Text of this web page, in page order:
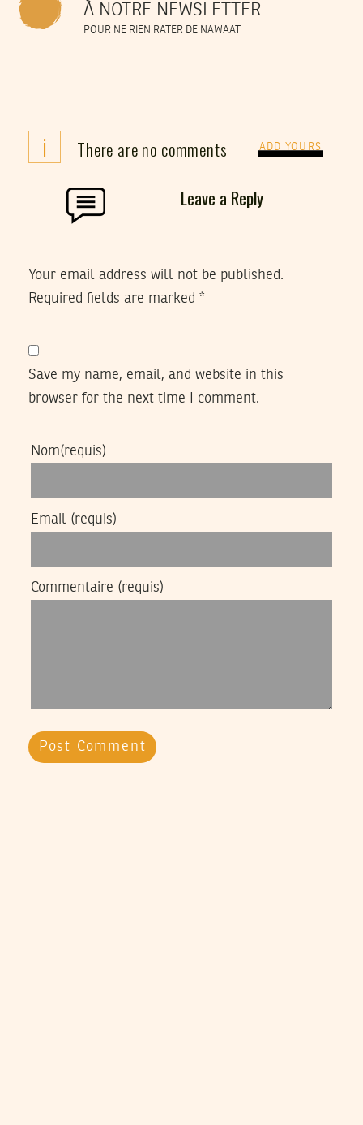
À NOTRE NEWSLETTER
POUR NE RIEN RATER DE NAWAAT
i There are no comments ADD YOURS
Leave a Reply
Your email address will not be published.
Required fields are marked *
Save my name, email, and website in this
browser for the next time I comment.
Nom(requis)
Email (requis)
Commentaire (requis)